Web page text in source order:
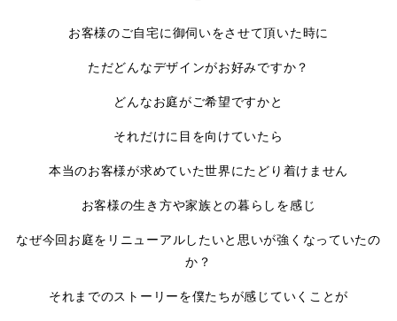
お客様のご自宅に御伺いをさせて頂いた時に
ただどんなデザインがお好みですか？
どんなお庭がご希望ですかと
それだけに目を向けていたら
本当のお客様が求めていた世界にたどり着けません
お客様の生き方や家族との暮らしを感じ
なぜ今回お庭をリニューアルしたいと思いが強くなっていたの
か？
それまでのストーリーを僕たちが感じていくことが